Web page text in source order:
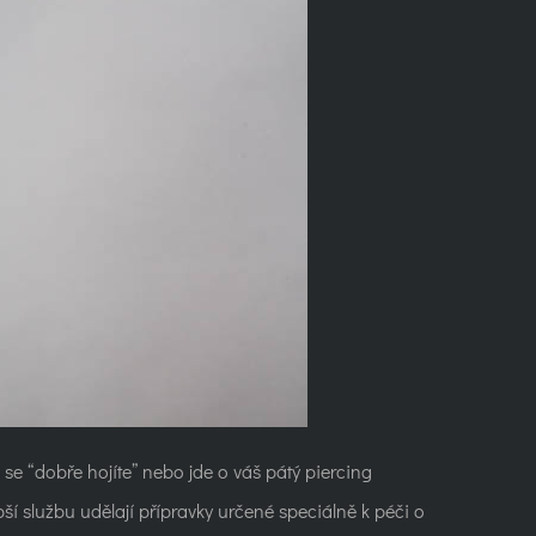
“dobře hojíte” nebo jde o váš pátý piercing
službu udělají přípravky určené speciálně k péči o